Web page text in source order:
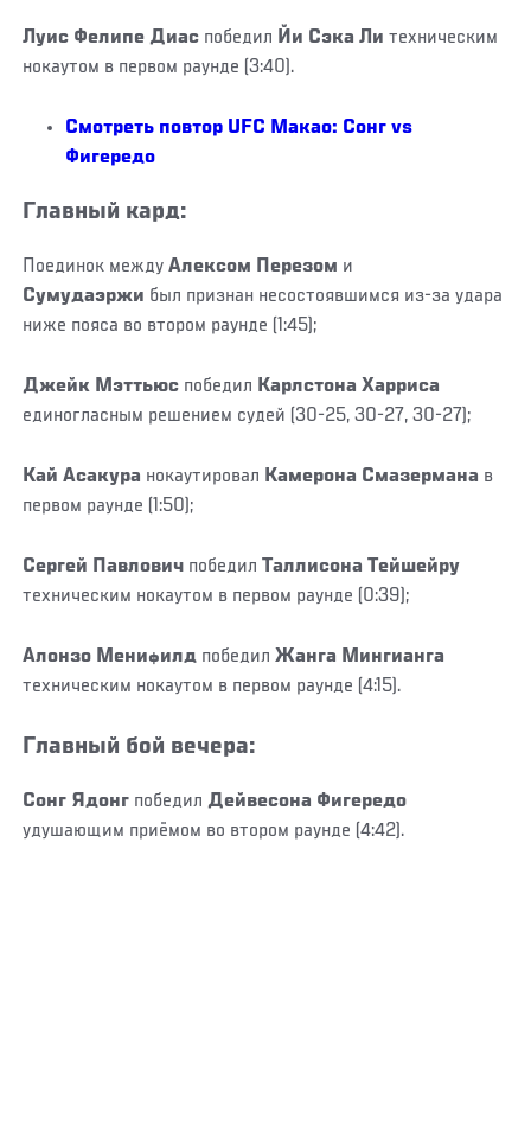
Луис Фелипе Диас победил Йи Сэка Ли техническим
нокаутом в первом раунде (3:40).
Смотреть повтор UFC Макао: Сонг vs
Фигередо
Главный кард:
Поединок между Алексом Перезом и
Сумудаэржи был признан несостоявшимся из-за удара
ниже пояса во втором раунде (1:45);
Джейк Мэттьюс победил Карлстона Харриса
единогласным решением судей (30-25, 30-27, 30-27);
Кай Асакура нокаутировал Камерона Смазермана в
первом раунде (1:50);
Сергей Павлович победилТаллисона Тейшейру
техническим нокаутом в первом раунде (0:39);
Алонзо Менифилд победилЖанга Мингианга
техническим нокаутом в первом раунде (4:15).
Главный бой вечера:
Сонг Ядонг победилДейвесона Фигередо
удушающим приёмом во втором раунде (4:42).